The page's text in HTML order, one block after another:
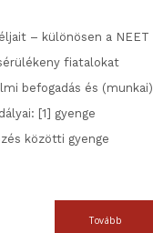
– különösen a NEET
fiatalokat
befogadás és (munkai)
[1] gyenge
közötti gyenge
Tovább